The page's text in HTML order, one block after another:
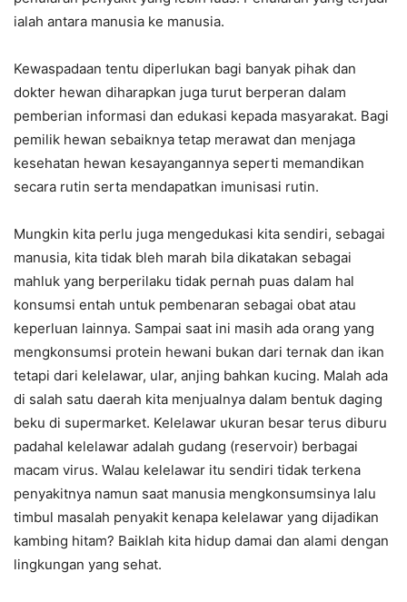
ialah antara manusia ke manusia.
Kewaspadaan tentu diperlukan bagi banyak pihak dan
dokter hewan diharapkan juga turut berperan dalam
pemberian informasi dan edukasi kepada masyarakat. Bagi
pemilik hewan sebaiknya tetap merawat dan menjaga
kesehatan hewan kesayangannya seperti memandikan
secara rutin serta mendapatkan imunisasi rutin.
Mungkin kita perlu juga mengedukasi kita sendiri, sebagai
manusia, kita tidak bleh marah bila dikatakan sebagai
mahluk yang berperilaku tidak pernah puas dalam hal
konsumsi entah untuk pembenaran sebagai obat atau
keperluan lainnya. Sampai saat ini masih ada orang yang
mengkonsumsi protein hewani bukan dari ternak dan ikan
tetapi dari kelelawar, ular, anjing bahkan kucing. Malah ada
di salah satu daerah kita menjualnya dalam bentuk daging
beku di supermarket. Kelelawar ukuran besar terus diburu
padahal kelelawar adalah gudang (reservoir) berbagai
macam virus. Walau kelelawar itu sendiri tidak terkena
penyakitnya namun saat manusia mengkonsumsinya lalu
timbul masalah penyakit kenapa kelelawar yang dijadikan
kambing hitam? Baiklah kita hidup damai dan alami dengan
lingkungan yang sehat.